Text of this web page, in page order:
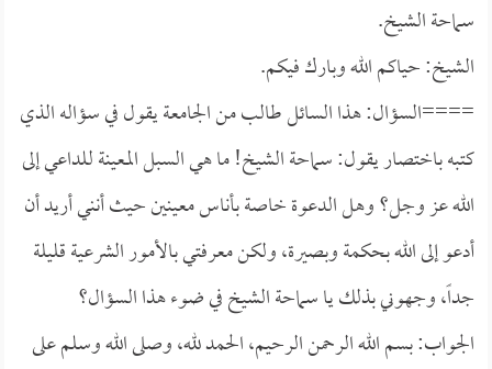
سماحة الشيخ.
الشيخ: حياكم الله وبارك فيكم.
====السؤال: هذا السائل طالب من الجامعة يقول في سؤاله الذي
كتبه باختصار يقول: سماحة الشيخ! ما هي السبل المعينة للداعي إلى
الله عز وجل؟ وهل الدعوة خاصة بأناس معينين حيث أنني أريد أن
أدعو إلى الله بحكمة وبصيرة، ولكن معرفتي بالأمور الشرعية قليلة
جداً، وجهوني بذلك يا سماحة الشيخ في ضوء هذا السؤال؟
الجواب: بسم الله الرحمن الرحيم، الحمد لله، وصلى الله وسلم على